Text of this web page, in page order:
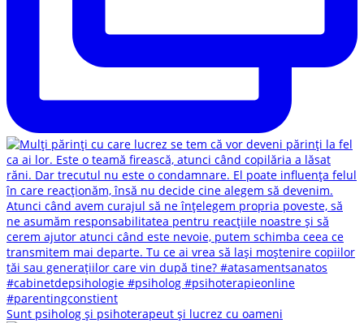
Sunt psiholog și psihoterapeut și lucrez cu oameni